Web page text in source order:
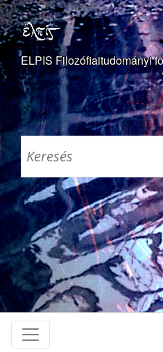
ELPIS Filozófiaitudományi